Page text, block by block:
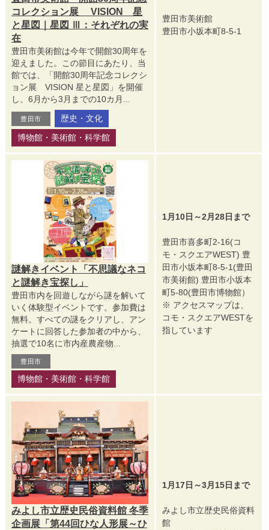
コレクション展 VISION 星
と星図｜星図 Ⅲ：それぞれの実
在
豊田市美術館は今年で開館30周年を
迎えました。この節目にあたり、当
館では、「開館30周年記念コレクシ
ョン展 VISION 星と星図」を開催
し、6月から3月までの10カ月...
豊田市
歴史・文化
博物館・美術館・科学館
豊田市美術館
豊田市小坂本町8-5-1
謎解きイベント「不思議なネコ
と謎解き宝探し」
豊田市内を回遊しながら謎を解いて
いく体験型イベントです。参加費は
無料。すべての謎をクリアし、アン
ケートに回答した参加者の中から、
抽選で10名に市内産農産物...
豊田市
博物館・美術館・科学館
1月10日～2月28日まで
豊田市喜多町2-16(コ
モ・スクエアWEST) 豊
田市小坂本町8-5-1(豊田
市美術館) 豊田市小坂本
町5-80(豊田市博物館）
※ アクセスマップは、
コモ・スクエアWESTを
指しています
みよし市立歴史民俗資料館 冬季
企画展「第44回ひな人形展～ひ
1月17日～3月15日まで
みよし市立歴史民俗資料
館